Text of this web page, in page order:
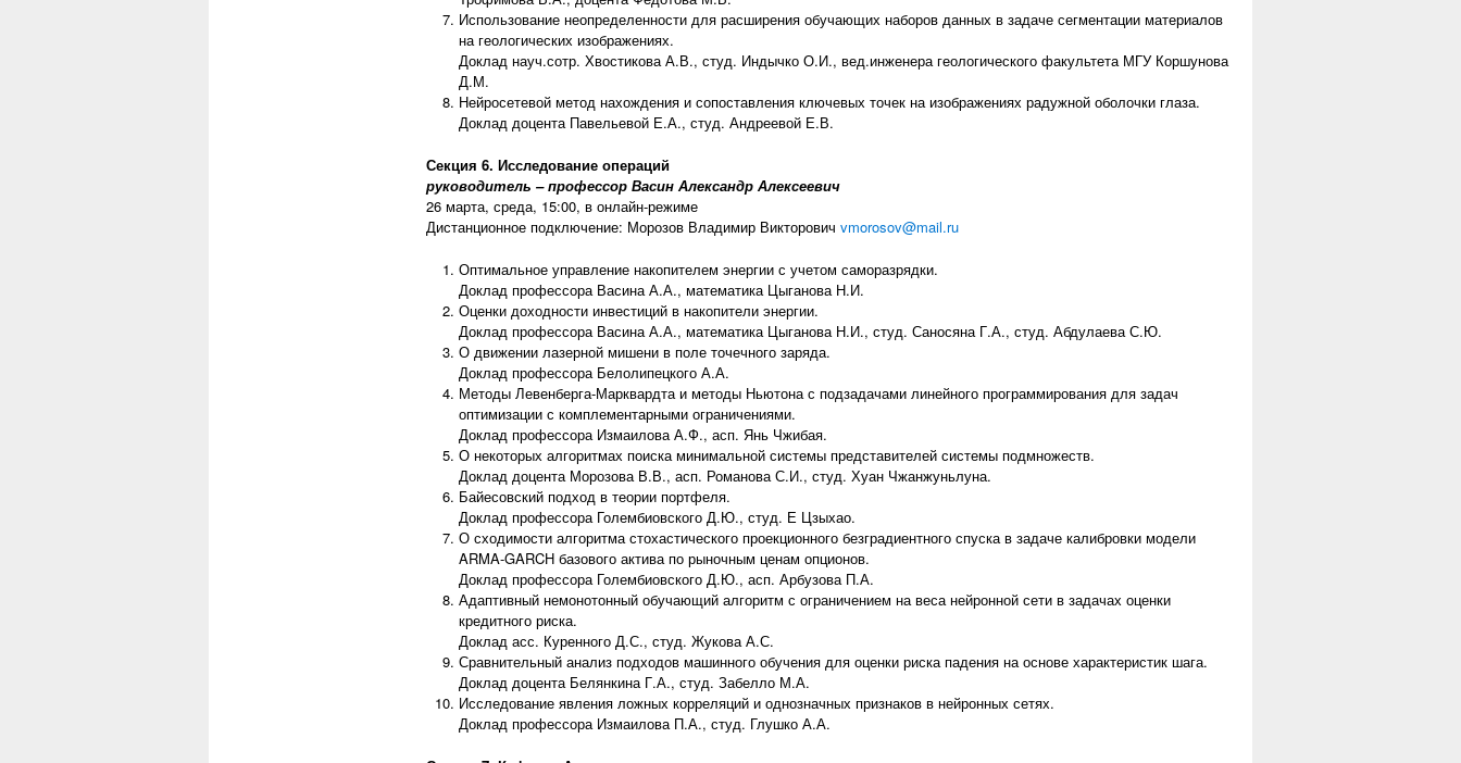
Использование неопределенности для расширения обучающих наборов данных в задаче сегментации материалов
на геологических изображениях.
Доклад науч.сотр. Хвостикова А.В., студ. Индычко О.И., вед.инженера геологического факультета МГУ Коршунова
Д.М.
Нейросетевой метод нахождения и сопоставления ключевых точек на изображениях радужной оболочки глаза.
Доклад доцента Павельевой Е.А., студ. Андреевой Е.В.
Секция 6. Исследование операций
руководитель – профессор Васин Александр Алексеевич
26 марта, среда, 15:00, в онлайн-режиме
Дистанционное подключение: Морозов Владимир Викторович vmorosov@mail.ru
Оптимальное управление накопителем энергии с учетом саморазрядки.
Доклад профессора Васина А.А., математика Цыганова Н.И.
Оценки доходности инвестиций в накопители энергии.
Доклад профессора Васина А.А., математика Цыганова Н.И., студ. Саносяна Г.А., студ. Абдулаева С.Ю.
О движении лазерной мишени в поле точечного заряда.
Доклад профессора Белолипецкого А.А.
Методы Левенберга-Марквардта и методы Ньютона с подзадачами линейного программирования для задач
оптимизации с комплементарными ограничениями.
Доклад профессора Измаилова А.Ф., асп. Янь Чжибая.
О некоторых алгоритмах поиска минимальной системы представителей системы подмножеств.
Доклад доцента Морозова В.В., асп. Романова С.И., студ. Хуан Чжанжуньлуна.
Байесовский подход в теории портфеля.
Доклад профессора Голембиовского Д.Ю., студ. Е Цзыхао.
О сходимости алгоритма стохастического проекционного безградиентного спуска в задаче калибровки модели
ARMA-GARCH базового актива по рыночным ценам опционов.
Доклад профессора Голембиовского Д.Ю., асп. Арбузова П.А.
Адаптивный немонотонный обучающий алгоритм с ограничением на веса нейронной сети в задачах оценки
кредитного риска.
Доклад асс. Куренного Д.С., студ. Жукова А.С.
Сравнительный анализ подходов машинного обучения для оценки риска падения на основе характеристик шага.
Доклад доцента Белянкина Г.А., студ. Забелло М.А.
Исследование явления ложных корреляций и однозначных признаков в нейронных сетях.
Доклад профессора Измаилова П.А., студ. Глушко А.А.